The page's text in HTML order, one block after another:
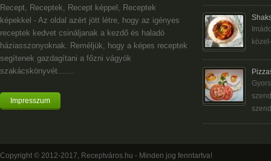
Recept, Receptek, Recept képpel, Receptek
képekkel - Az oldal azért jött létre, hogy az igényes
receptek kedvet csináljanak a kezdő és haladó
háziasszonyoknak. Reméljük, hogy a képes receptek
segítenek gazdagítani a főzni vágyók
szakácskönyvét.......
Impresszum
Copyright © 2012-2017, Receptváros.hu - Minden jog fenntartva!